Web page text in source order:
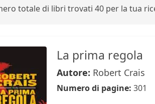
totale di libri trovati 40 per la tua
La prima regola
Autore: Robert Crais
Numero di pagine: 301